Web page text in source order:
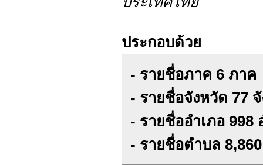
ประกอบด้วย
- รายชื่อภาค 6 ภาค
- รายชื่อจังหวัด 77
- รายชื่ออำเภอ 998
- รายชื่อตำบล